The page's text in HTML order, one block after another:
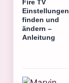
Fire TV
Einstellungen
finden und
ändern –
Anleitung